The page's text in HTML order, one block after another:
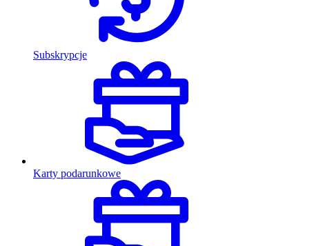
Subskrypcje
Karty podarunkowe